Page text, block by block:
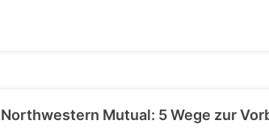
Northwestern Mutual: 5 Wege zur